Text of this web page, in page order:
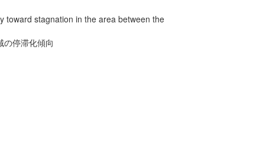
toward stagnation in the area between the
の停滞化傾向